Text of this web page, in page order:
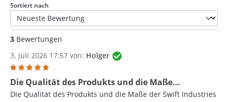
Sortiert nach
3 Bewertungen
3. Juli 2026 17:57 von: Holger
Bewertung mit 5 von 5 Sternen
Die Qualität des Produkts und die Maße...
Die Qualität des Produkts und die Maße der Swift Industries